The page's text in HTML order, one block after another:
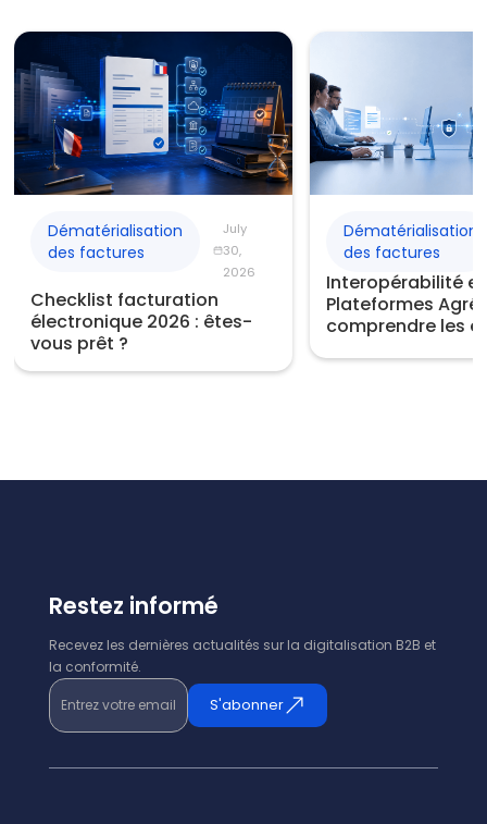
Dématérialisation
des factures
July
30,
2026
Checklist facturation
électronique 2026 : êtes-
vous prêt ?
Dématérialisation
des factures
Interopérabilité
Plateformes
comprendre les
Restez informé
Recevez les dernières actualités sur la digitalisation B2B et
la conformité.
Entrez votre email S'abonner